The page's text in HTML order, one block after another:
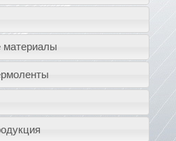
материалы